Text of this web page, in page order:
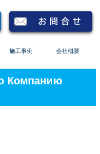
施工事例 会社概要
Компанию